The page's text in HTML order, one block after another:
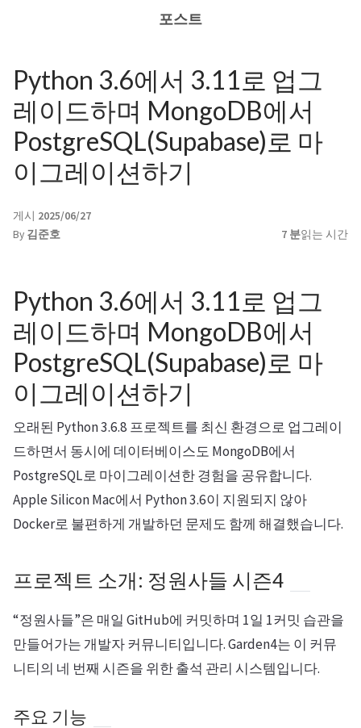
포스트
Python 3.6에서 3.11로 업그
레이드하며 MongoDB에서
PostgreSQL(Supabase)로 마
이그레이션하기
게시 2025/06/27
By 김준호 7 분읽는 시간
Python 3.6에서 3.11로 업그
레이드하며 MongoDB에서
PostgreSQL(Supabase)로 마
이그레이션하기
오래된 Python 3.6.8 프로젝트를 최신 환경으로 업그레이
드하면서 동시에 데이터베이스도 MongoDB에서
PostgreSQL로 마이그레이션한 경험을 공유합니다.
Apple Silicon Mac에서 Python 3.6이 지원되지 않아
Docker로 불편하게 개발하던 문제도 함께 해결했습니다.
프로젝트 소개: 정원사들 시즌4
“정원사들”은 매일 GitHub에 커밋하며 1일 1커밋 습관을
만들어가는 개발자 커뮤니티입니다. Garden4는 이 커뮤
니티의 네 번째 시즌을 위한 출석 관리 시스템입니다.
주요 기능